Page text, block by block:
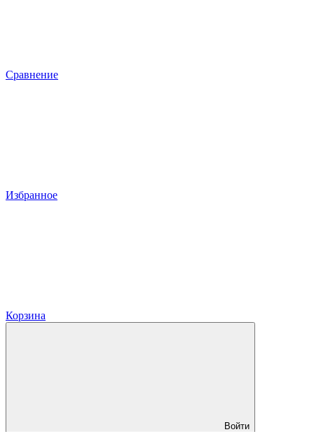
Сравнение
Избранное
Корзина
Войти